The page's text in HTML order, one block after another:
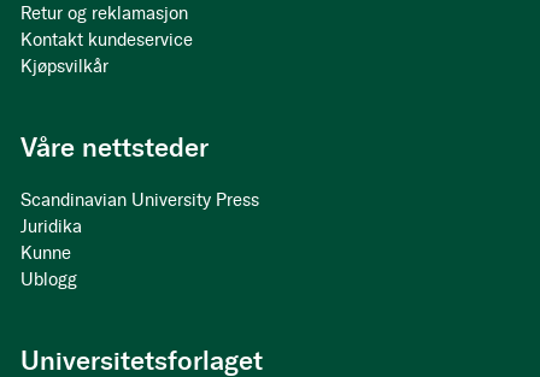
Retur og reklamasjon
Kontakt kundeservice
Kjøpsvilkår
Våre nettsteder
Scandinavian University Press
Juridika
Kunne
Ublogg
Universitetsforlaget